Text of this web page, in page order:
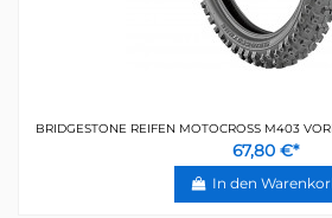
BRIDGESTONE REIFEN MOTOCROSS M403
67,80 €*
In den